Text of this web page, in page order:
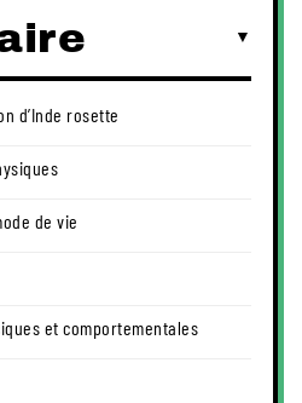
d’Inde rosette
de vie
et comportementales